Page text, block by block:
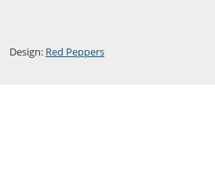
Design: Red Peppers